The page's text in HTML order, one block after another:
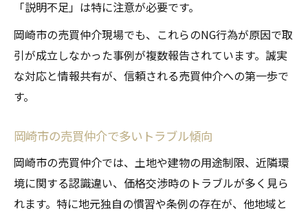
「説明不足」は特に注意が必要です。
岡崎市の売買仲介現場でも、これらのNG行為が原因で取
引が成立しなかった事例が複数報告されています。誠実
な対応と情報共有が、信頼される売買仲介への第一歩で
す。
岡崎市の売買仲介で多いトラブル傾向
岡崎市の売買仲介では、土地や建物の用途制限、近隣環
境に関する認識違い、価格交渉時のトラブルが多く見ら
れます。特に地元独自の慣習や条例の存在が、他地域と